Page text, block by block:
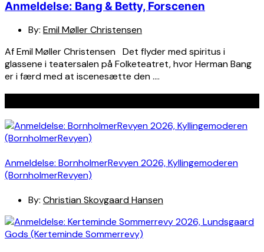
Anmeldelse: Bang & Betty, Forscenen
By: Emil Møller Christensen
Af Emil Møller Christensen Det flyder med spiritus i
glassene i teatersalen på Folketeatret, hvor Herman Bang
er i færd med at iscenesætte den ….
Anmeldelse: BornholmerRevyen 2026, Kyllingemoderen
(BornholmerRevyen)
By: Christian Skovgaard Hansen